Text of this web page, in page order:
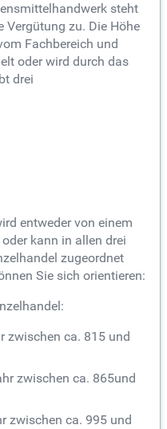
steht
Vergütung zu. Die Höhe
Fachbereich und
oder wird durch das
drei
entweder von einem
kann in allen drei
zugeordnet
Sie sich orientieren:
zwischen ca. 815 und
zwischen ca. 865und
zwischen ca. 995 und